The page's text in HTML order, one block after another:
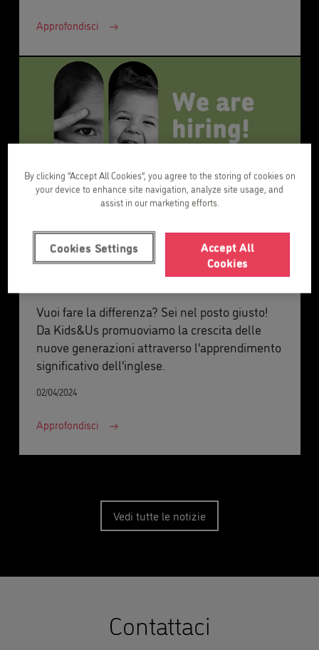
Approfondisci
Vuoi fare la differenza? Sei nel posto giusto!
Da Kids&Us promuoviamo la crescita delle
nuove generazioni attraverso l'apprendimento
significativo dell'inglese.
02/04/2024
Approfondisci
Vedi tutte le notizie
Contattaci
By clicking “Accept All Cookies”, you agree to the storing of cookies on
your device to enhance site navigation, analyze site usage, and
assist in our marketing efforts.
Accept All
Cookies
Cookies Settings